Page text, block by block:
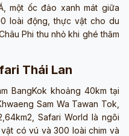
một ốc đảo xanh mát giữa
loài động, thực vật cho du
Phi thu nhỏ khi ghé thăm
Thái Lan
BangKok khoảng 40km tại
Sam Wa Tawan Tok,
Safari World là ngôi
có vú và 300 loài chim và